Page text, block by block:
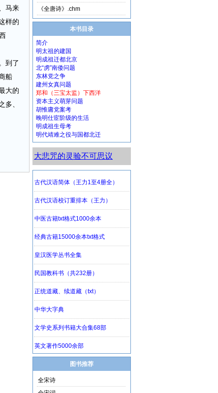
马来
样的
到了
船
大的
多、
《全唐诗》.chm
本书目录
简介
明太祖的建国
明成祖迁都北京
北“虏”南倭问题
东林党之争
建州女真问题
郑和（三宝太监）下西洋
资本主义萌芽问题
胡惟庸党案考
晚明仕宦阶级的生活
明成祖生母考
明代靖难之役与国都北迁
大悲咒的灵验不可思议
图书推荐
全宋诗